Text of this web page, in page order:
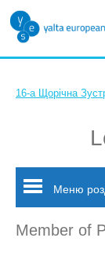
16-а Щорічна
Меню
Member of